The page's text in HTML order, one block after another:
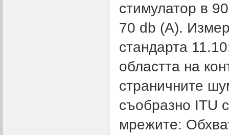
стимулатор в
70 db (A).
стандарта
областта на
страничните
съобразно ITU
мрежите: